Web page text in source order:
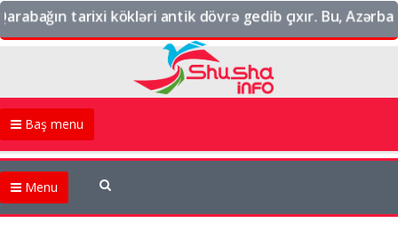
tarixi kökləri antik dövrə gedib çıxır. Bu,
Baş menu
Menu